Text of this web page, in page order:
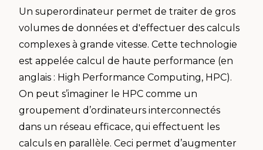
Un superordinateur permet de traiter de gros
volumes de données et d'effectuer des calculs
complexes à grande vitesse. Cette technologie
est appelée calcul de haute performance (en
anglais : High Performance Computing, HPC).
On peut s’imaginer le HPC comme un
groupement d’ordinateurs interconnectés
dans un réseau efficace, qui effectuent les
calculs en parallèle. Ceci permet d’augmenter